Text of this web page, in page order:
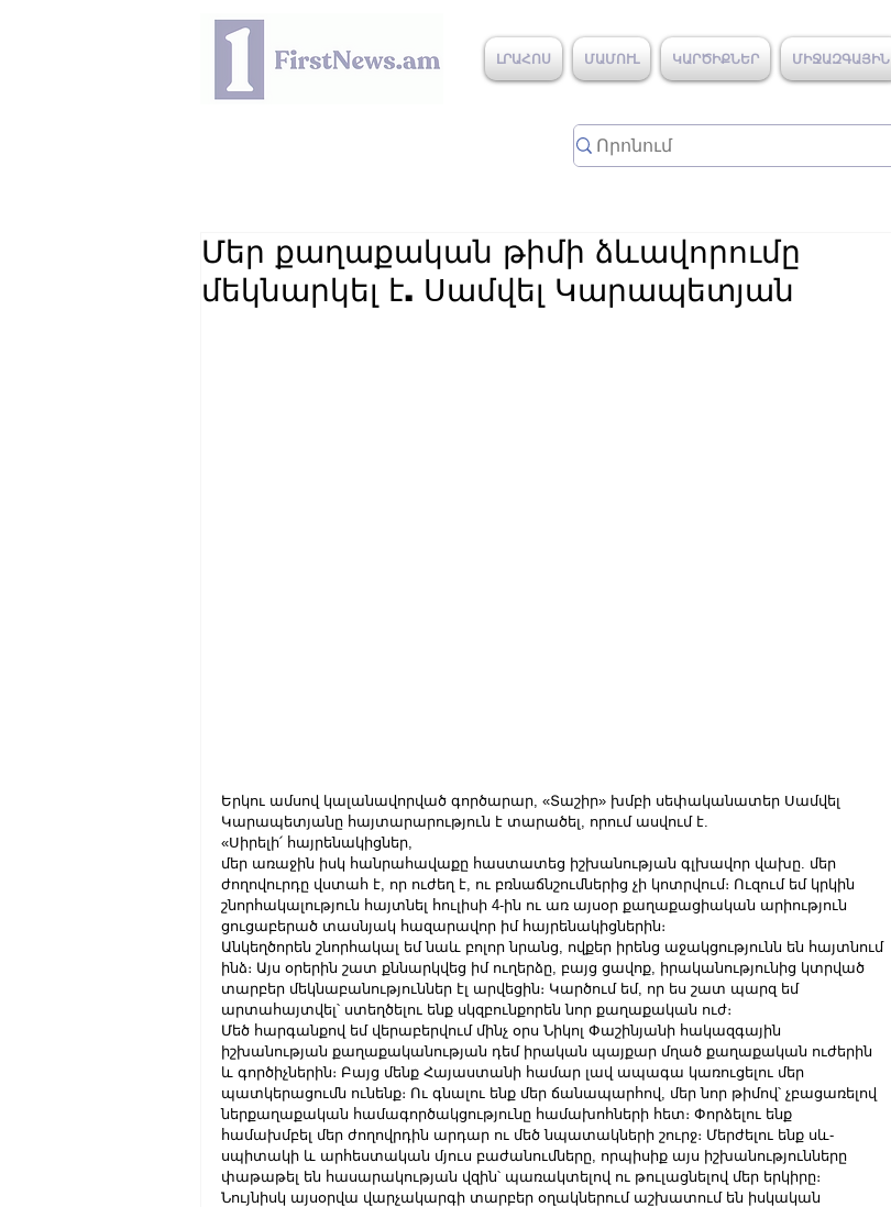
ԼՐԱՀՈՍ ՄԱՄՈՒԼ ԿԱՐԾԻՔՆԵՐ ՄԻՋԱԶԳԱՅԻՆ
Մեր քաղաքական թիմի ձևավորումը
մեկնարկել է. Սամվել Կարապետյան
Երկու ամսով կալանավորված գործարար, «Տաշիր» խմբի սեփականատեր Սամվել
Կարապետյանը հայտարարություն է տարածել, որում ասվում է.
«Սիրելի՛ հայրենակիցներ,
մեր առաջին իսկ հանրահավաքը հաստատեց իշխանության գլխավոր վախը. մեր
ժողովուրդը վստահ է, որ ուժեղ է, ու բռնաճնշումներից չի կոտրվում։ Ուզում եմ կրկին
շնորհակալություն հայտնել հուլիսի 4-ին ու առ այսօր քաղաքացիական արիություն
ցուցաբերած տասնյակ հազարավոր իմ հայրենակիցներին։
Անկեղծորեն շնորհակալ եմ նաև բոլոր նրանց, ովքեր իրենց աջակցությունն են հայտնում
ինձ։ Այս օրերին շատ քննարկվեց իմ ուղերձը, բայց ցավոք, իրականությունից կտրված
տարբեր մեկնաբանություններ էլ արվեցին։ Կարծում եմ, որ ես շատ պարզ եմ
արտահայտվել՝ ստեղծելու ենք սկզբունքորեն նոր քաղաքական ուժ։
Մեծ հարգանքով եմ վերաբերվում մինչ օրս Նիկոլ Փաշինյանի հակազգային
իշխանության քաղաքականության դեմ իրական պայքար մղած քաղաքական ուժերին
և գործիչներին։ Բայց մենք Հայաստանի համար լավ ապագա կառուցելու մեր
պատկերացումն ունենք։ Ու գնալու ենք մեր ճանապարհով, մեր նոր թիմով՝ չբացառելով
ներքաղաքական համագործակցությունը համախոհների հետ։ Փորձելու ենք
համախմբել մեր ժողովրդին արդար ու մեծ նպատակների շուրջ։ Մերժելու ենք սև-
սպիտակի և արհեստական մյուս բաժանումները, որպիսիք այս իշխանությունները
փաթաթել են հասարակության վզին՝ պառակտելով ու թուլացնելով մեր երկիրը։
Նույնիսկ այսօրվա վարչակարգի տարբեր օղակներում աշխատում են իսկական